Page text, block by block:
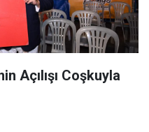
Açılışı Coşkuyla